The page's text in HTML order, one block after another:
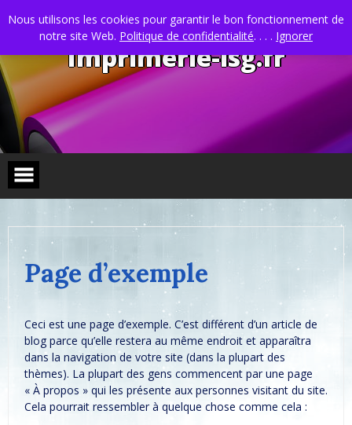
Nous utilisons les cookies pour garantir le bon fonctionnement de
notre site Web. Politique de confidentialité. . . . Ignorer
to
Imprimerie-isg.fr
Page d’exemple
Ceci est une page d’exemple. C’est différent d’un article de
blog parce qu’elle restera au même endroit et apparaîtra
dans la navigation de votre site (dans la plupart des
thèmes). La plupart des gens commencent par une page
« À propos » qui les présente aux personnes visitant du site.
Cela pourrait ressembler à quelque chose comme cela :